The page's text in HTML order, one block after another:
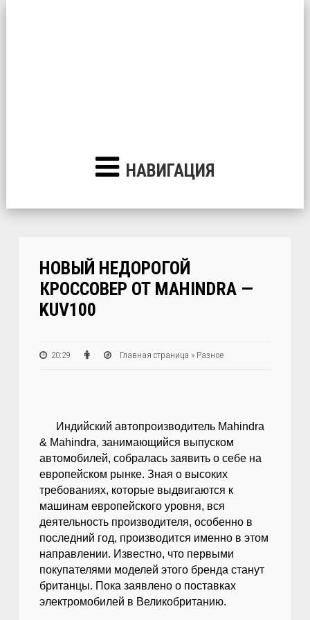
НАВИГАЦИЯ
НОВЫЙ НЕДОРОГОЙ
КРОССОВЕР ОТ MAHINDRA —
KUV100
20:29 Главная страница » Разное
Индийский автопроизводитель Mahindra
& Mahindra, занимающийся выпуском
автомобилей, собралась заявить о себе на
европейском рынке. Зная о высоких
требованиях, которые выдвигаются к
машинам европейского уровня, вся
деятельность производителя, особенно в
последний год, производится именно в этом
направлении. Известно, что первыми
покупателями моделей этого бренда станут
британцы. Пока заявлено о поставках
электромобилей в Великобританию.